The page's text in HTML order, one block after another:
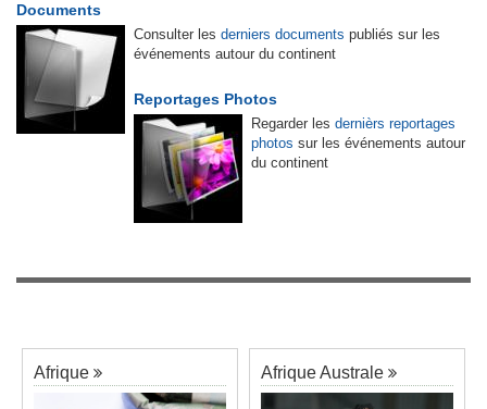
Documents
Consulter les derniers documents publiés sur les
événements autour du continent
Reportages Photos
Regarder les dernièrs reportages
photos sur les événements autour
du continent
Afrique Afrique Australe